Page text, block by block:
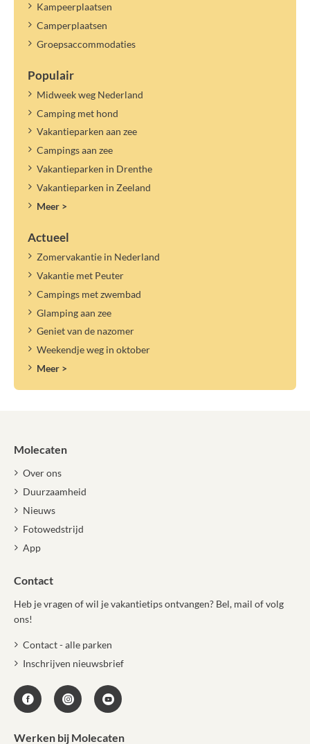
Kampeerplaatsen
Camperplaatsen
Groepsaccommodaties
Populair
Midweek weg Nederland
Camping met hond
Vakantieparken aan zee
Campings aan zee
Vakantieparken in Drenthe
Vakantieparken in Zeeland
Meer >
Actueel
Zomervakantie in Nederland
Vakantie met Peuter
Campings met zwembad
Glamping aan zee
Geniet van de nazomer
Weekendje weg in oktober
Meer >
Molecaten
Over ons
Duurzaamheid
Nieuws
Fotowedstrijd
App
Contact
Heb je vragen of wil je vakantietips ontvangen? Bel, mail of volg
ons!
Contact - alle parken
Inschrijven nieuwsbrief
Werken bij Molecaten